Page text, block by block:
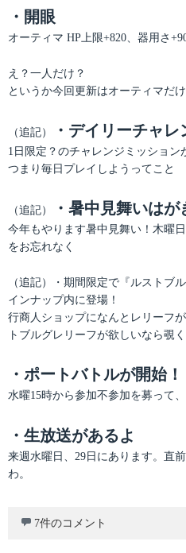
・開眼
オーティマ HP上限+820、器用さ
え？一人だけ？
というか今回更新はオーティマだけ
（追記） ・デイリーチャ
1日限定？のチャレンジミッション
つまり毎日プレイしようってこと
（追記） ・暑中見舞いはが
今年もやります暑中見舞い！木曜
をお忘れなく
（追記）・期間限定で『ルストブ
インナップ内に登場！
行商人ショップになんとレリーフ
トブルグレリーフが欲しいなら覗
・ポートバトルが開始！
水曜15時から参加不参加を募って
・生放送があるよ
来週水曜日、29日にあります。直
わ。
7件のコメント